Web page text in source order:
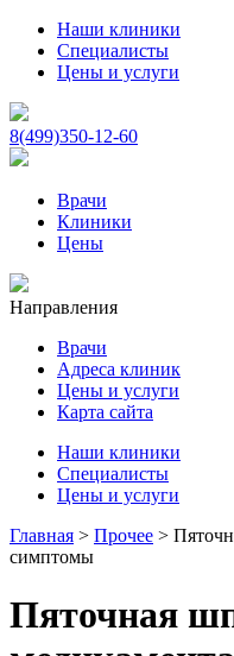
Наши клиники
Специалисты
Цены и услуги
8(499)350-12-60
Врачи
Клиники
Цены
Направления
Врачи
Адреса клиник
Цены и услуги
Карта сайта
Наши клиники
Специалисты
Цены и услуги
Главная > Прочее >
симптомы
Пяточная